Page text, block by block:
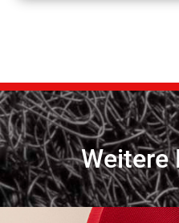
Weitere